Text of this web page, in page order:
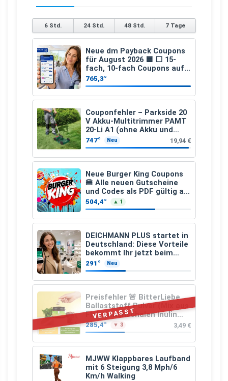
6 Std. 24 Std. 48 Std. 7 Tage
Neue dm Payback Coupons
für August 2026 🟦 ⬜ 15-
fach, 10-fach Coupons auf
den gesamten Einkauf ab 2
€
765,3°
Couponfehler – Parkside 20
V Akku-Multitrimmer PAMT
20-Li A1 (ohne Akku und
Ladegerät)
747° Neu 19,94 €
Neue Burger King Coupons
🍔 Alle neuen Gutscheine
und Codes als PDF gültig ab
25.07.2026 bis 04.09.2026
504,4° ▲ 1
DEICHMANN PLUS startet in
Deutschland: Diese Vorteile
bekommt Ihr jetzt beim
Schuhkauf
291° Neu
VERPASST
Preisfehler 🚨 BitterLiebe
Ballaststoff Pulver (Mix aus
Flohsamenschalen Inulin
(Präbiotika) Leinsamen &
Apfelfaser)
285,4° ▼ 3 3,49 €
MJWW Klappbares Laufband
mit 6 Steigung 3,8 Mph/6
Km/h Walking